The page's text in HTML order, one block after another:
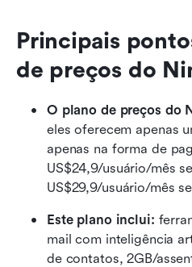
Principais
de preços do
eles oferecem apenas
apenas na forma de
US$24,9/usuário/mês
US$29,9/usuário/mês
Este plano inclui:
mail com inteligência
de contatos, 2GB/
Leitura relacionada